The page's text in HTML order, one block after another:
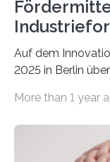
Auf dem
2025 in Berlin
Überplanmäßige
Woche vom
anderem zur
More than 1 year